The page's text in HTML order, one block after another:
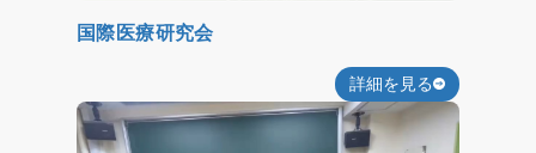
国際医療研究会
詳細を見る